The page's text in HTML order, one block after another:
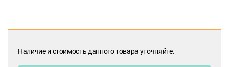
Наличие и стоимость данного товара уточняйте.